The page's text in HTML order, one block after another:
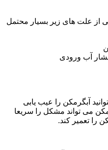
از علت های زیر بسیار محتمل
آب ورودی
آبگرمکن را عیب یابی
می تواند مشکل را سریعا
را تعمیر کند.